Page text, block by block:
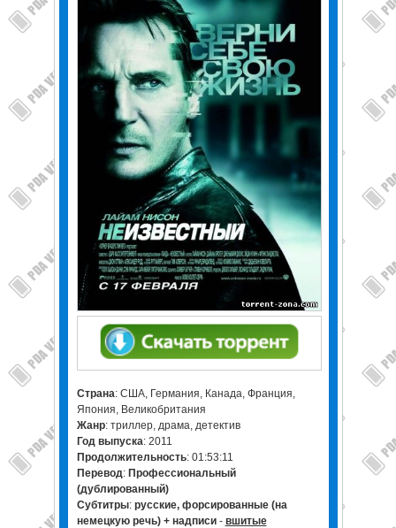
Страна: США, Германия, Канада, Франция,
Япония, Великобритания
Жанр: триллер, драма, детектив
Год выпуска: 2011
Продолжительность: 01:53:11
Перевод: Профессиональный
(дублированный)
Cубтитры: русские, форсированные (на
немецкую речь) + надписи- вшитые